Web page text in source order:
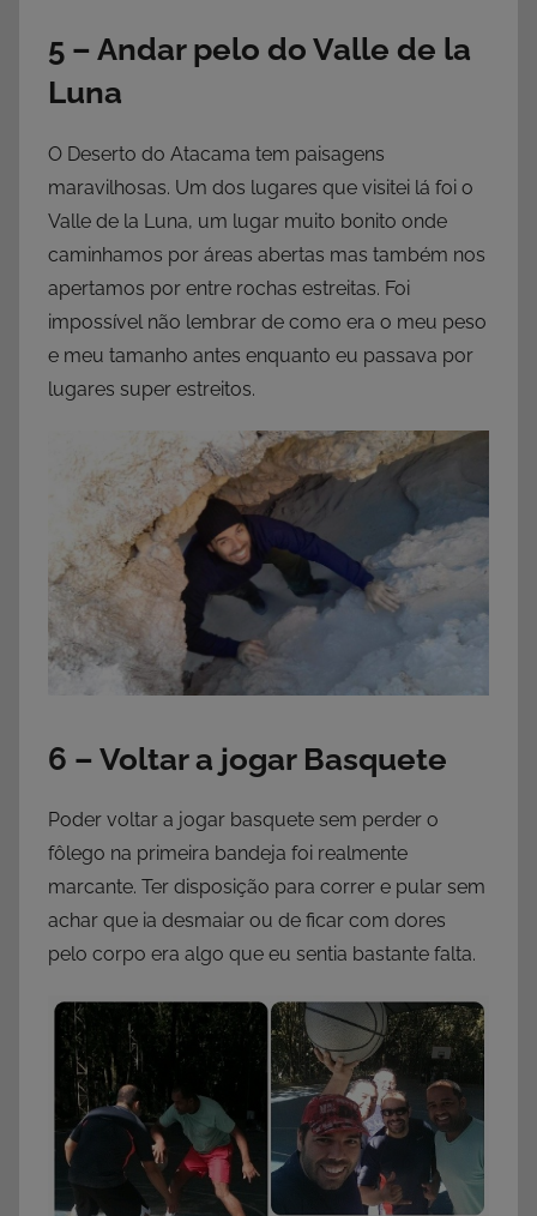
5 – Andar pelo do Valle de la
Luna
O Deserto do Atacama tem paisagens
maravilhosas. Um dos lugares que visitei lá foi o
Valle de la Luna, um lugar muito bonito onde
caminhamos por áreas abertas mas também nos
apertamos por entre rochas estreitas. Foi
impossível não lembrar de como era o meu peso
e meu tamanho antes enquanto eu passava por
lugares super estreitos.
6 – Voltar a jogar Basquete
Poder voltar a jogar basquete sem perder o
fôlego na primeira bandeja foi realmente
marcante. Ter disposição para correr e pular sem
achar que ia desmaiar ou de ficar com dores
pelo corpo era algo que eu sentia bastante falta.